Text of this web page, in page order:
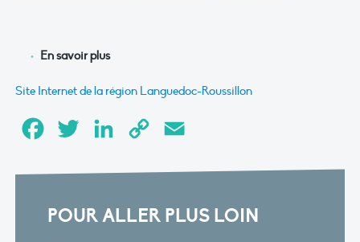
En savoir plus
Site Internet de la région Languedoc-Roussillon
FacebookTwitter LinkedInCopy
POUR ALLER PLUS LOIN